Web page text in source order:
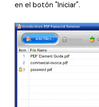
en el botón "Iniciar".